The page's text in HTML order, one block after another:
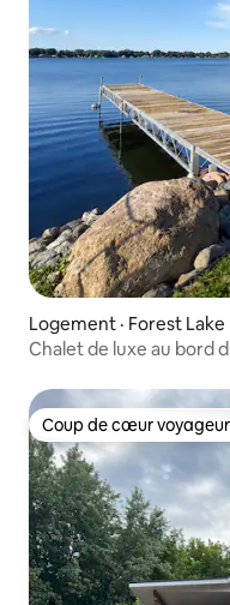
Logement · Forest Lake
Chalet de luxe au bord
Coup de cœur
Coup de cœur